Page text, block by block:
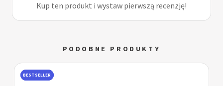
Kup ten produkt i wystaw pierwszą recenzję!
PODOBNE PRODUKTY
BESTSELLER